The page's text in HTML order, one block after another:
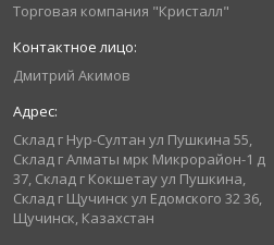
Торговая компания "Кристалл"
Дмитрий Акимов
Склад г Нур-Султан ул Пушкина 55,
Склад г Алматы мрк Микрорайон-1 д
37, Склад г Кокшетау ул Пушкина,
Склад г Щучинск ул Едомского 32 36,
Щучинск, Казахстан